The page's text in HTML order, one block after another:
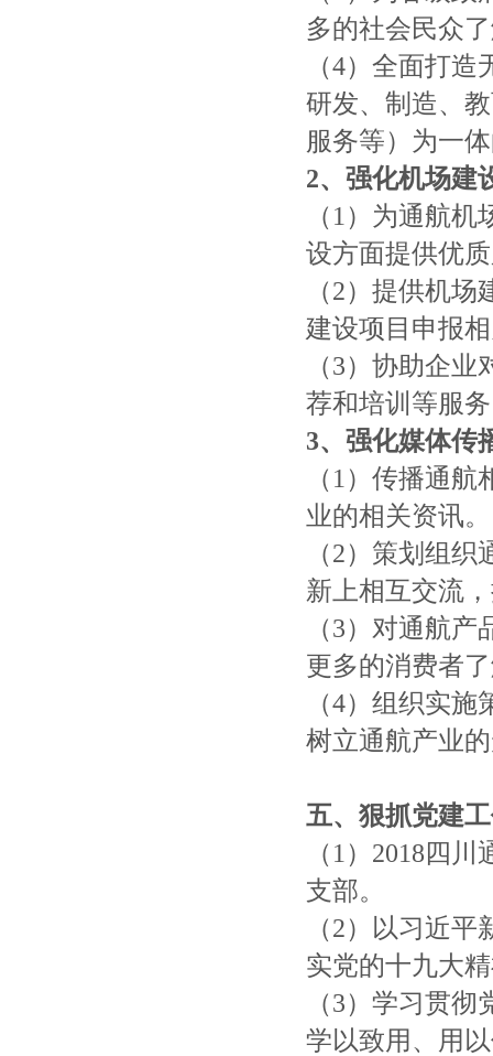
多的社会民众
（4）全面打
研发、制造、
服务等）为一
2、 强化机场建
（1）为通航
设方面提供优
（2）提供机
建设项目申报
（3）协助企
荐和培训等服
3、 强化媒体传
（1）传播通
业的相关资讯。
（2）策划组
新上相互交流
（3）对通航
更多的消费者
（4）组织实
树立通航产业
五、狠抓党建
（1）2018四
支部。
（2）以习近
实党的十九大
（3）学习贯
学以致用、用